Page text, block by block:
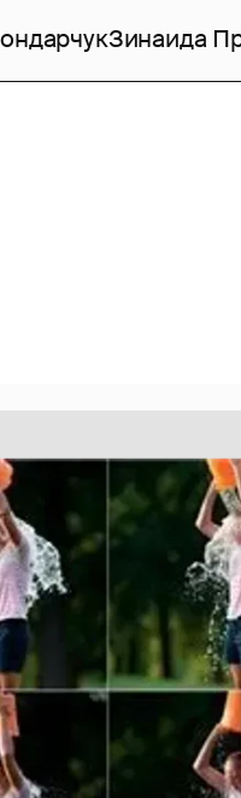
Зинаида